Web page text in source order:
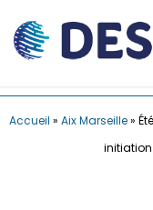
Accueil » Aix Marseille»